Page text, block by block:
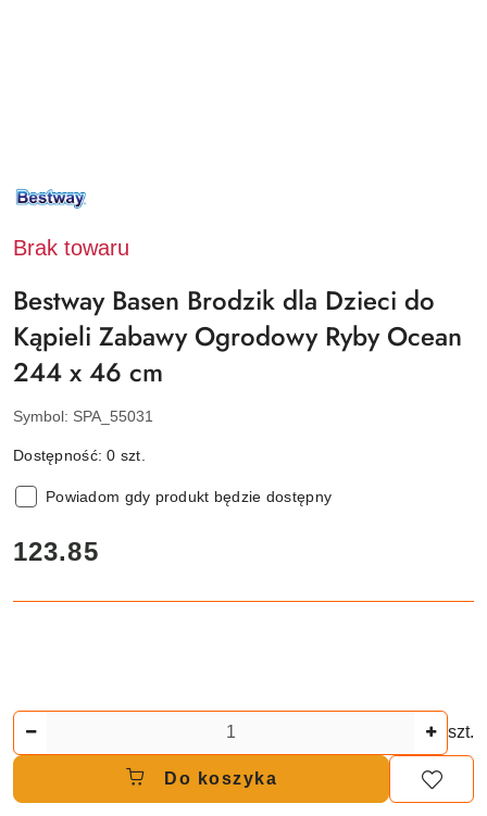
NAZWA
PRODUCENTA:
Brak towaru
Bestway Basen Brodzik dla Dzieci do
Kąpieli Zabawy Ogrodowy Ryby Ocean
244 x 46 cm
Symbol: SPA_55031
Dostępność:0 szt.
Powiadom gdy produkt będzie dostępny
cena:
123.85
szt.
Do koszyka